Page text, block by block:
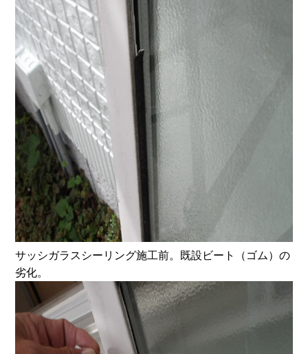
サッシガラスシーリング施工前。既設ビート（ゴム）の
劣化。